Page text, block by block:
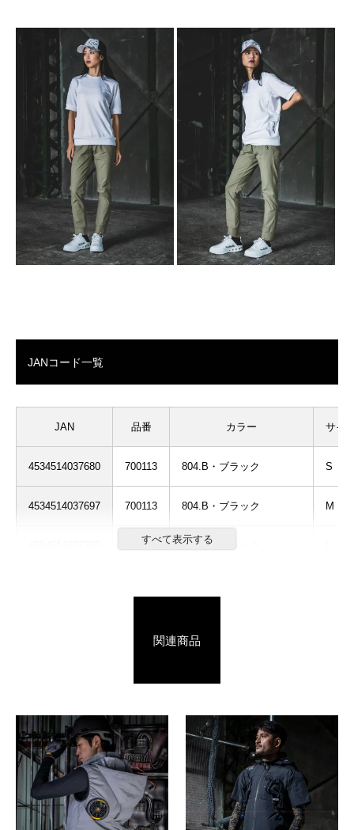
JANコード一覧
JAN 品番 カラー サイ
4534514037680 700113 804.B・ブラック S
4534514037697 700113 804.B・ブラック M
700113 804.B・ブラック
4534514036850 700113 808.D・カーキ
4534514036867 700113 808.D・カーキ M
4534514036874 700113 808.D・カーキ
関連商品